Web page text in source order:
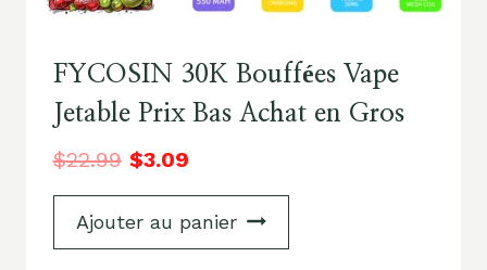
FYCOSIN 30K Bouffées Vape
Jetable Prix Bas Achat en Gros
$22.99 $3.09
Ajouter au panier